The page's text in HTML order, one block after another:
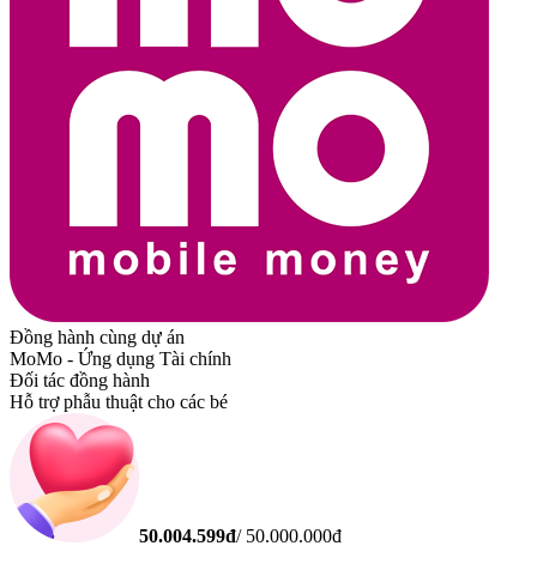
Đồng hành cùng dự án
MoMo - Ứng dụng Tài chính
Đối tác đồng hành
Hỗ trợ phẫu thuật cho các bé
50.004.599đ/ 50.000.000đ